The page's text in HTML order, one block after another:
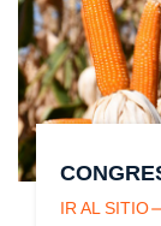
IR AL SITIO